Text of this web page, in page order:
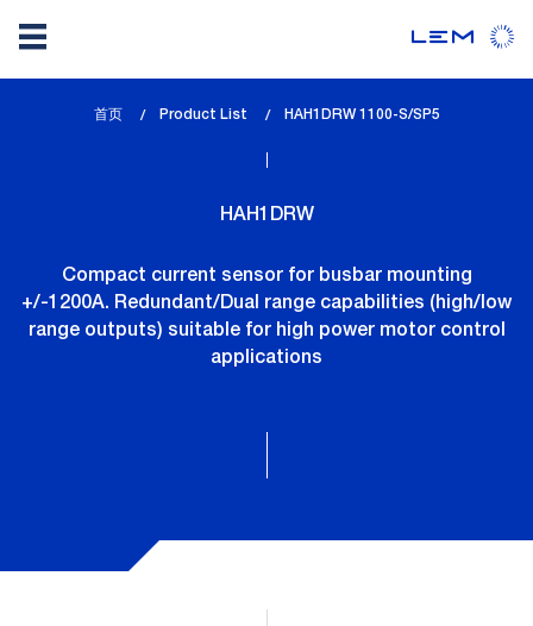
首页 Product List
lem_current_page
HAH1DRW 1100-S/SP5
HAH1DRW
Compact current sensor for busbar mounting
+/-1200A. Redundant/Dual range capabilities (high/low
range outputs) suitable for high power motor control
applications